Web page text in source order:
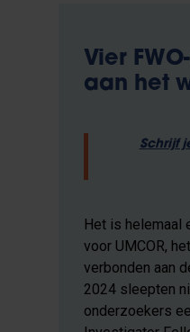
Vier
aan het
Schrijf
Het is helemaal
voor UMCOR,
verbonden aan
2024 sleepten
onderzoekers